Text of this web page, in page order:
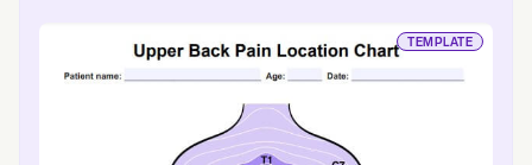
TEMPLATE